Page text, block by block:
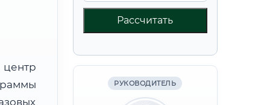
Рассчитать
РУКОВОДИТЕЛЬ